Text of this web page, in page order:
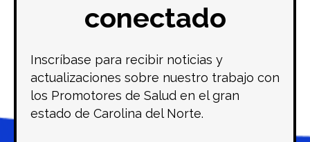
conectado
Inscríbase para recibir noticias y
actualizaciones sobre nuestro trabajo con
los Promotores de Salud en el gran
estado de Carolina del Norte.